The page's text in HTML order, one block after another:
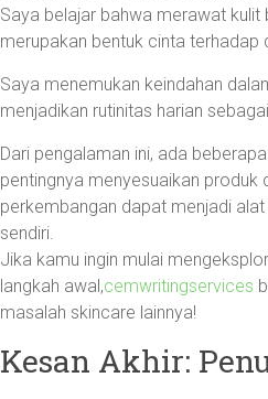
Saya belajar bahwa merawat
merupakan bentuk cinta terhadap
Saya menemukan keindahan
menjadikan rutinitas harian
Dari pengalaman ini, ada
pentingnya menyesuaikan produk
perkembangan dapat menjadi
sendiri.
Jika kamu ingin mulai
langkah awal,cemwritingservices
masalah skincare lainnya!
Kesan Akhir: